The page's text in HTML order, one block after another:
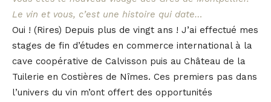
Le vin et vous, c’est une histoire qui date…
Oui ! (Rires) Depuis plus de vingt ans ! J’ai effectué mes
stages de fin d’études en commerce international à la
cave coopérative de Calvisson puis au Château de la
Tuilerie en Costières de Nîmes. Ces premiers pas dans
l’univers du vin m’ont offert des opportunités